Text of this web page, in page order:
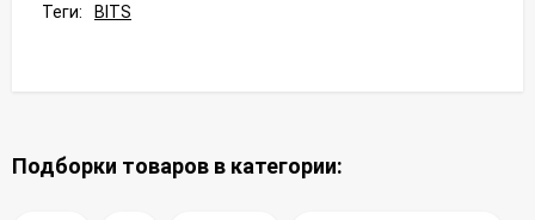
Теги: BITS
Подборки товаров в категории: